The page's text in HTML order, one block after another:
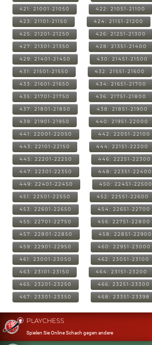
421: 21001-21050 422: 21051-21100
423: 21101-21150 424: 21151-21200
425: 21201-21250 426: 21251-21300
427: 21301-21350 428: 21351-21400
429: 21401-21450 430: 21451-21500
431: 21501-21550 432: 21551-21600
433: 21601-21650 434: 21651-21700
435: 21701-21750 436: 21751-21800
437: 21801-21850 438: 21851-21900
439: 21901-21950 440: 21951-22000
441: 22001-22050 442: 22051-22100
443: 22101-22150 444: 22151-22200
445: 22201-22250 446: 22251-22300
447: 22301-22350 448: 22351-22400
449: 22401-22450 450: 22451-22500
451: 22501-22550 452: 22551-22600
453: 22601-22650 454: 22651-22700
455: 22701-22750 456: 22751-22800
457: 22801-22850 458: 22851-22900
459: 22901-22950 460: 22951-23000
461: 23001-23050 462: 23051-23100
463: 23101-23150 464: 23151-23200
465: 23201-23250 466: 23251-23300
467: 23301-23350 468: 23351-23398
PLAYCHESS
Spielen Sie Online Schach gegen andere